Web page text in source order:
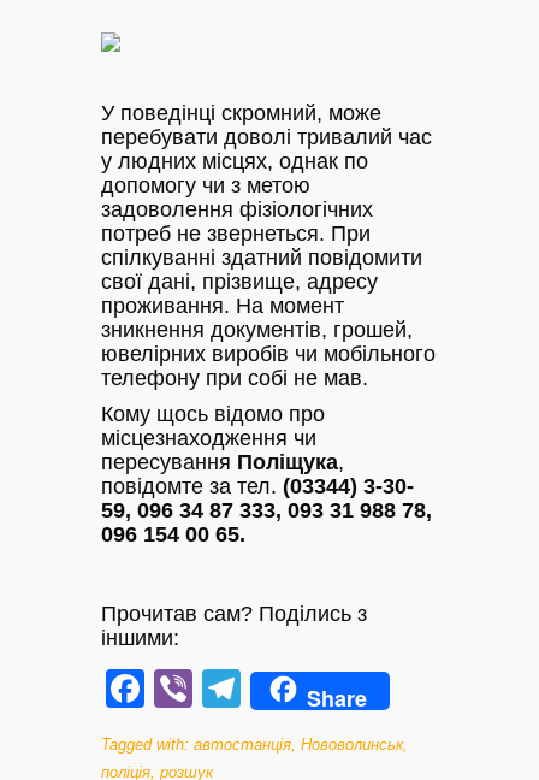
У поведінці скромний, може
перебувати доволі тривалий час
у людних місцях, однак по
допомогу чи з метою
задоволення фізіологічних
потреб не звернеться. При
спілкуванні здатний повідомити
свої дані, прізвище, адресу
проживання. На момент
зникнення документів, грошей,
ювелірних виробів чи мобільного
телефону при собі не мав.
Кому щось відомо про
місцезнаходження чи
пересування Поліщука,
повідомте за тел. (03344) 3-30-
59, 096 34 87 333, 093 31 988 78,
096 154 00 65.
Прочитав сам? Поділись з
іншими:
Facebook
ViberTelegram
Share
Tagged with: автостанція Нововолинськ,
поліція розшук